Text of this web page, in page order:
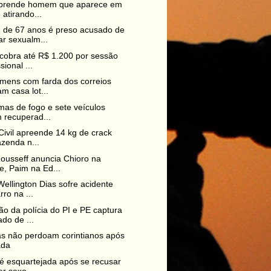
homem que aparece em
de 67 anos é preso acusado de
sexualm...
até R$ 1.200 por sessão
...
com farda dos correios
casa lot...
de fogo e sete veículos
recuperad...
apreende 14 kg de crack
n...
anuncia Chioro na
Paim na Ed...
Dias sofre acidente
na ...
da polícia do PI e PE captura
de ...
não perdoam corintianos após
esquartejada após se recusar